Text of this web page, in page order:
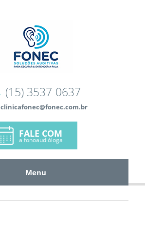
(15) 3537-0637
clinicafonec@fonec.com.br
FALE COM
a fonoaudióloga
Menu